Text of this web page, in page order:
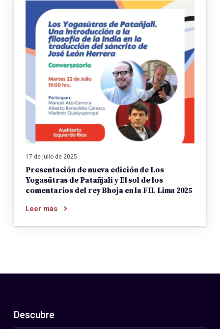
17 de julio de 2025
Presentación de nueva edición de Los
Yogasūtras de Patañjali y El sol de los
comentarios del rey Bhoja en la FIL Lima 2025
Leer más
Descubre